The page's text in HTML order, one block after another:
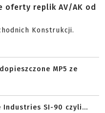
oferty replik AV/AK od
Konstrukcji.
MP5 ze
SI-90 czyli...